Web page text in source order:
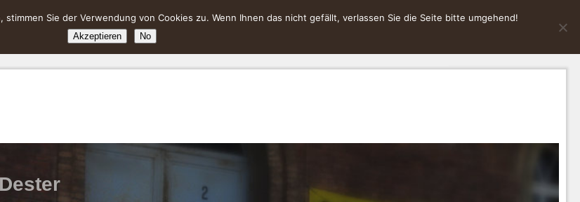
Sie der Verwendung von Cookies zu. Wenn Ihnen das nicht gefällt, verlassen Sie die Seite bitte umgehend!
Akzeptieren No